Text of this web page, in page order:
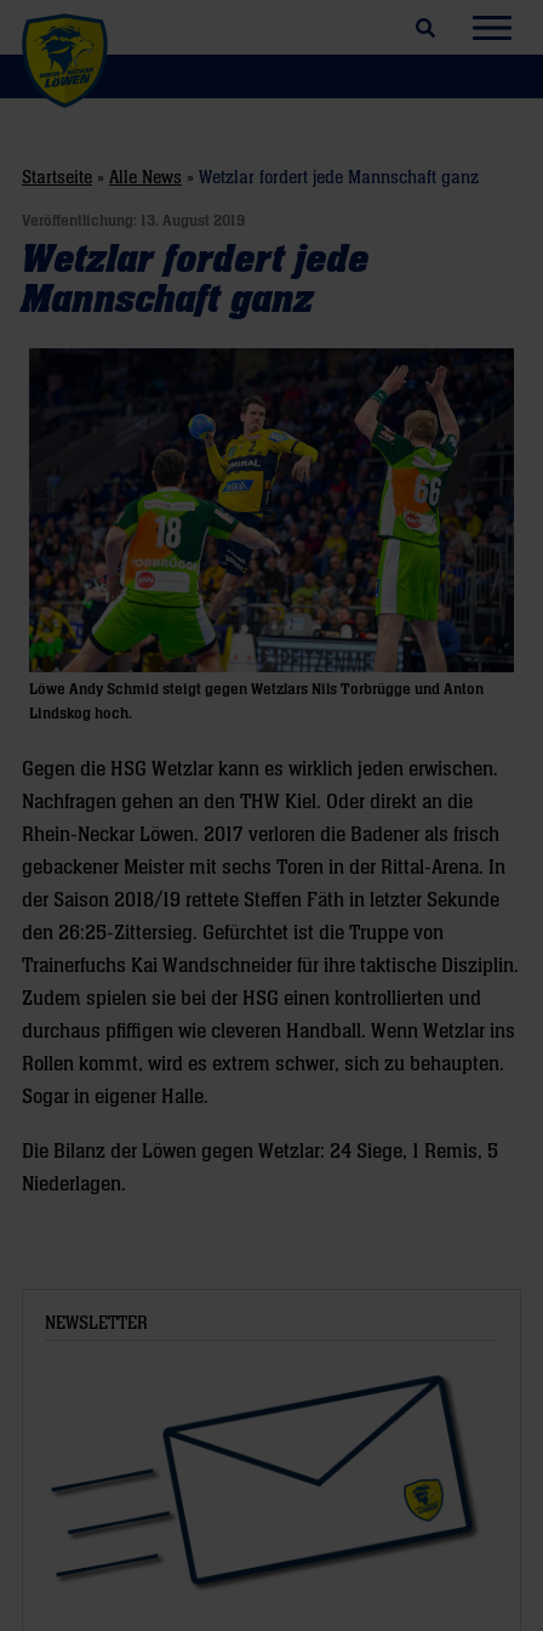
Suchfeld öffnen
Startseite » Alle News » Wetzlar fordert jede Mannschaft ganz
Veröffentlichung: 13. August 2019
Wetzlar fordert jede
Mannschaft ganz
Löwe Andy Schmid steigt gegen Wetzlars Nils Torbrügge und Anton
Lindskog hoch.
Gegen die HSG Wetzlar kann es wirklich jeden erwischen.
Nachfragen gehen an den THW Kiel. Oder direkt an die
Rhein-Neckar Löwen. 2017 verloren die Badener als frisch
gebackener Meister mit sechs Toren in der Rittal-Arena. In
der Saison 2018/19 rettete Steffen Fäth in letzter Sekunde
den 26:25-Zittersieg. Gefürchtet ist die Truppe von
Trainerfuchs Kai Wandschneider für ihre taktische Disziplin.
Zudem spielen sie bei der HSG einen kontrollierten und
durchaus pfiffigen wie cleveren Handball. Wenn Wetzlar ins
Rollen kommt, wird es extrem schwer, sich zu behaupten.
Sogar in eigener Halle.
Die Bilanz der Löwen gegen Wetzlar: 24 Siege, 1 Remis, 5
Niederlagen.
NEWSLETTER